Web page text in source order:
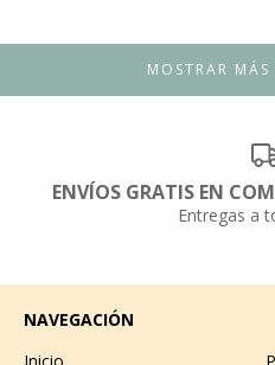
MOSTRAR
ENVÍOS GRATIS EN
Entregas a
NAVEGACIÓN
Inicio